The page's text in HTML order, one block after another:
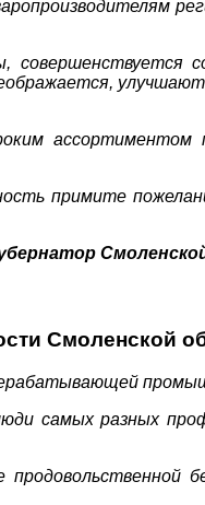
ассортиментом
примите
Смоленской
самых разных